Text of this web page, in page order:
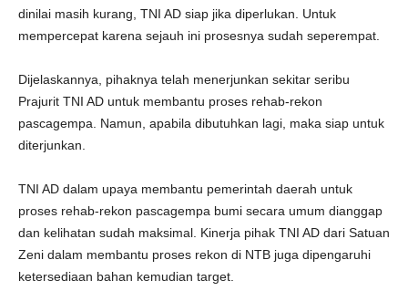
dinilai masih kurang, TNI AD siap jika diperlukan. Untuk
mempercepat karena sejauh ini prosesnya sudah seperempat.
Dijelaskannya, pihaknya telah menerjunkan sekitar seribu
Prajurit TNI AD untuk membantu proses rehab-rekon
pascagempa. Namun, apabila dibutuhkan lagi, maka siap untuk
diterjunkan.
TNI AD dalam upaya membantu pemerintah daerah untuk
proses rehab-rekon pascagempa bumi secara umum dianggap
dan kelihatan sudah maksimal. Kinerja pihak TNI AD dari Satuan
Zeni dalam membantu proses rekon di NTB juga dipengaruhi
ketersediaan bahan kemudian target.